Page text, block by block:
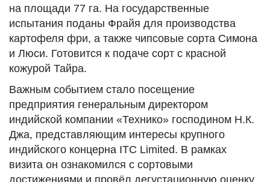
на площади 77 га. На государственные
испытания поданы Фрайя для производства
картофеля фри, а также чипсовые сорта Симона
и Люси. Готовится к подаче сорт с красной
кожурой Тайра.
Важным событием стало посещение
предприятия генеральным директором
индийской компании «Технико» господином Н.К.
Джа, представляющим интересы крупного
индийского концерна ITC Limited. В рамках
визита он ознакомился с сортовыми
достижениями и провёл дегустационную оценку